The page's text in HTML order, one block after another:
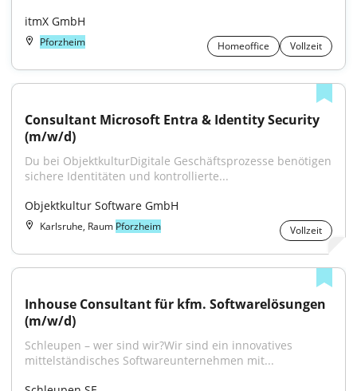
itmX GmbH
Pforzheim Homeoffice Vollzeit
Consultant Microsoft Entra & Identity Security
(m/w/d)
Du bei ObjektkulturDigitale Geschäftsprozesse benötigen
sichere Identitäten und kontrollierte...
Objektkultur Software GmbH
Karlsruhe, Raum Pforzheim Vollzeit
Inhouse Consultant für kfm. Softwarelösungen
(m/w/d)
Schleupen – wer sind wir?Wir sind ein innovatives
mittelständisches Softwareunternehmen mit...